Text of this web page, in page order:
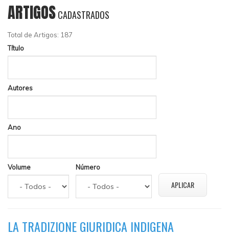
ARTIGOSCADASTRADOS
Total de Artigos: 187
Título
Autores
Ano
Volume Número
LA TRADIZIONE GIURIDICA INDIGENA